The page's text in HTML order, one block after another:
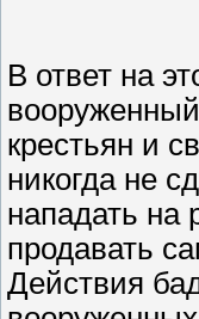
В ответ на
крестьян и
никогда не
нападать на
продавать
Действия